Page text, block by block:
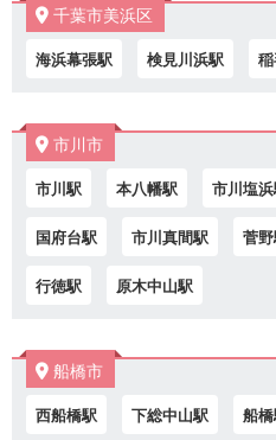
千葉市美浜区
海浜幕張駅 検見川浜駅
市川市
市川駅 本八幡駅 市川塩
国府台駅 市川真間駅 菅
行徳駅 原木中山駅
船橋市
西船橋駅 下総中山駅 船